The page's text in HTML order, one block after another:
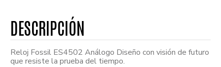
Reloj Fossil ES4502 Análogo Diseño con visión de futuro
que resiste la prueba del tiempo.